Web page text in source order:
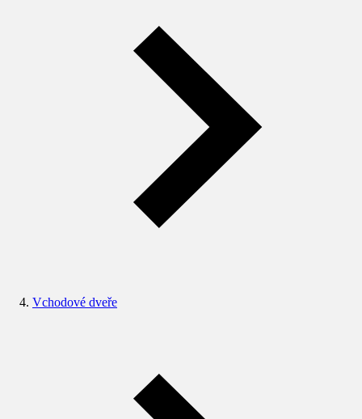
Vchodové dveře